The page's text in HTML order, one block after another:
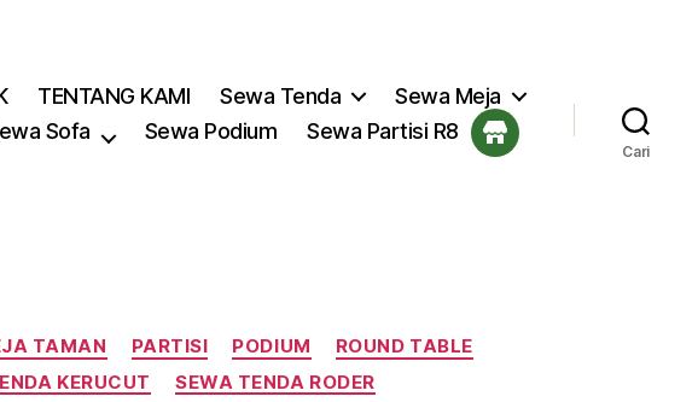
TENTANG KAMI Sewa Tenda
Sewa Meja
Sofa Sewa Podium Sewa Partisi R8
Cari
TAMAN PARTISI PODIUM
ROUND TABLE
KERUCUT
SEWA TENDA RODER